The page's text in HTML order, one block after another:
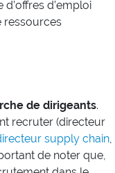
d’emploi
ressources
de dirigeants.
recruter (directeur
supply chain,
de noter que,